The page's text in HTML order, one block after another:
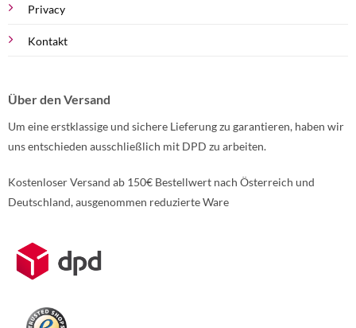
Privacy
Kontakt
Über den Versand
Um eine erstklassige und sichere Lieferung zu garantieren, haben wir
uns entschieden ausschließlich mit DPD zu arbeiten.
Kostenloser Versand ab 150€ Bestellwert nach Österreich und
Deutschland, ausgenommen reduzierte Ware
Weitere Informationen über den gesperrten Inhalt.